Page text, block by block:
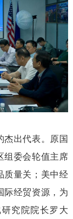
杰出代表。原国
组委会轮值主席
质量关；美中经
际经贸资源，为
究院院长罗大